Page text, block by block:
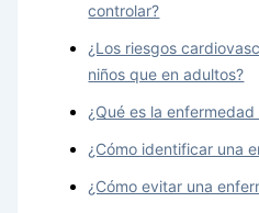
controlar?
¿Los riesgos
niños que en adultos?
¿Qué es la
¿Cómo identificar una
¿Cómo evitar una